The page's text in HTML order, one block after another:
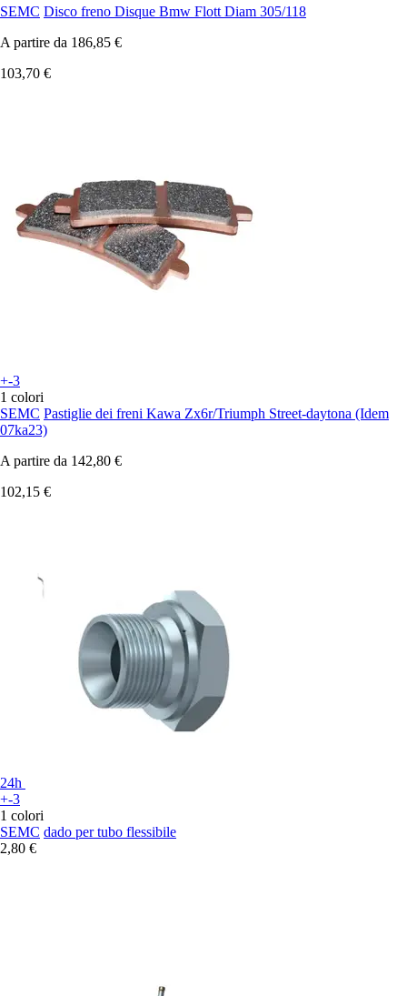
SEMC Disco freno Disque Bmw Flott Diam 305/118
A partire da 186,85 €
103,70 €
+-3
1 colori
SEMC Pastiglie dei freni Kawa Zx6r/Triumph Street-daytona (Idem
07ka23)
A partire da 142,80 €
102,15 €
24h
+-3
1 colori
SEMC dado per tubo flessibile
2,80 €